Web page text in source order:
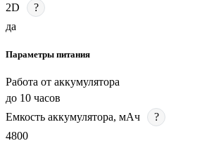
2D
?
да
Параметры питания
Работа от аккумулятора
до 10 часов
Емкость аккумулятора, мАч
?
4800